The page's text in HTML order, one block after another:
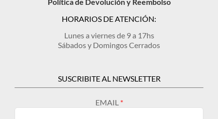
Política de Devolución y Reembolso
HORARIOS DE ATENCIÓN:
Lunes a viernes de 9 a 17hs
Sábados y Domingos Cerrados
SUSCRIBITE AL NEWSLETTER
EMAIL